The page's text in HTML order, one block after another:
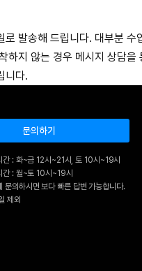
로 발송해 드립니다. 대부분 수
하지 않는 경우 메시지 상담을
니다.
문의하기
간 : 화~금 12시~21시, 토 10시~19시
간 : 월~토 10시~19시
문의하시면 보다 빠른 답변 가능합니다.
제외